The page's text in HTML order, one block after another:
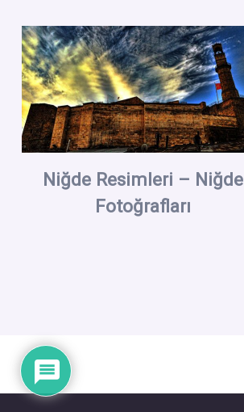
Niğde Resimleri – Niğde
Fotoğrafları